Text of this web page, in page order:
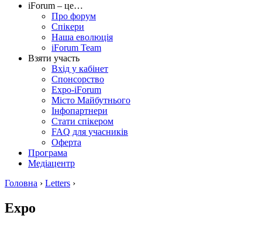
iForum – це…
Про форум
Спікери
Наша еволюція
iForum Team
Взяти участь
Вхід у кабінет
Спонсорство
Expo-iForum
Місто Майбутнього
Інфопартнери
Стати спікером
FAQ для учасників
Оферта
Програма
Медіацентр
Головна › Letters ›
Expo